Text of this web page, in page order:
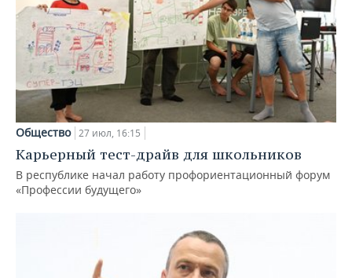
Общество 27 июл, 16:15
Карьерный тест-драйв для школьников
В республике начал работу профориентационный форум
«Профессии будущего»